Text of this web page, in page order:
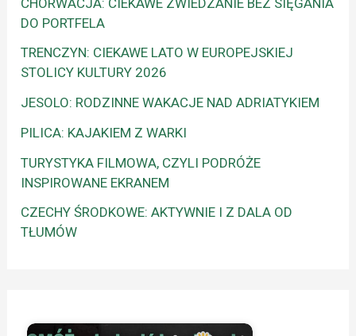
DO PORTFELA
TRENCZYN: CIEKAWE LATO W EUROPEJSKIEJ
STOLICY KULTURY 2026
JESOLO: RODZINNE WAKACJE NAD ADRIATYKIEM
PILICA: KAJAKIEM Z WARKI
TURYSTYKA FILMOWA, CZYLI PODRÓŻE
INSPIROWANE EKRANEM
CZECHY ŚRODKOWE: AKTYWNIE I Z DALA OD
TŁUMÓW